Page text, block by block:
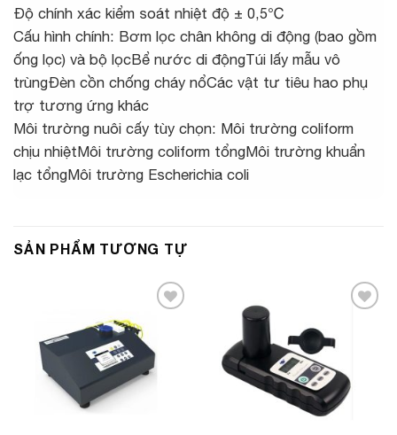
Độ chính xác kiểm soát nhiệt độ ± 0,5℃
Cấu hình chính: Bơm lọc chân không di động (bao gồm
ống lọc) và bộ lọcBể nước di độngTúi lấy mẫu vô
trùngĐèn cồn chống cháy nổCác vật tư tiêu hao phụ
trợ tương ứng khác
Môi trường nuôi cấy tùy chọn: Môi trường coliform
chịu nhiệtMôi trường coliform tổngMôi trường khuẩn
lạc tổngMôi trường Escherichia coli
SẢN PHẨM TƯƠNG TỰ
Wishlist